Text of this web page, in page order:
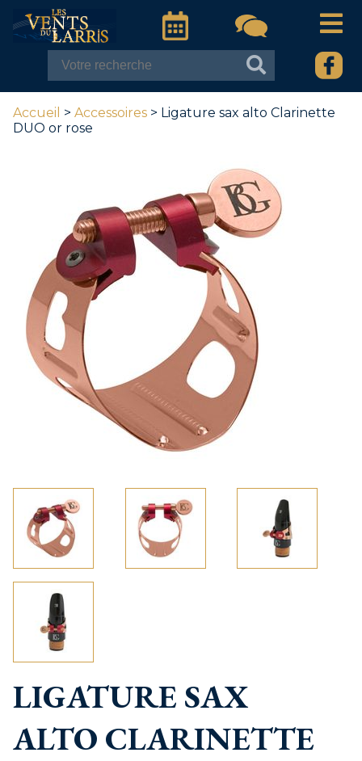
Accueil > Accessoires > Ligature sax alto Clarinette
DUO or rose
LIGATURE SAX
ALTO CLARINETTE